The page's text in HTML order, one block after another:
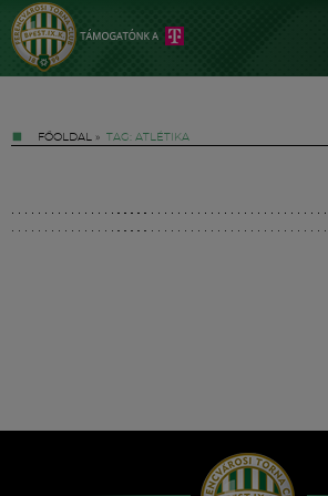
FŐOLDAL » TAG: ATLÉTIKA
Hírek